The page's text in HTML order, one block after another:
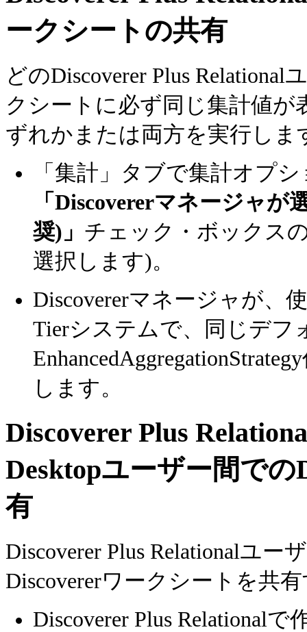
ークシートの共有
どのDiscoverer Plus
クシートに必ず同じ集計値
ずれかまたは両方を実行しま
「集計」タブで集計オプ
「Discovererマネージャ
奨)」 チェック・ボックス
選択します)。
Discovererマネージャが、
Tierシステムで、同じデフ
します。
Discoverer Plus
Desktopユーザー間で
有
Discoverer Plus Relationalユー
Discovererワークシートを共
Discoverer Plus Relational